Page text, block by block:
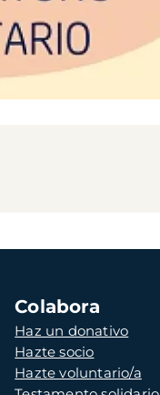
Colabora
Haz un donativo
Hazte socio
Hazte voluntario/a